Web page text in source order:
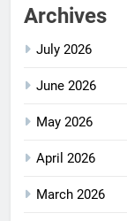
Archives
July 2026
June 2026
May 2026
April 2026
March 2026